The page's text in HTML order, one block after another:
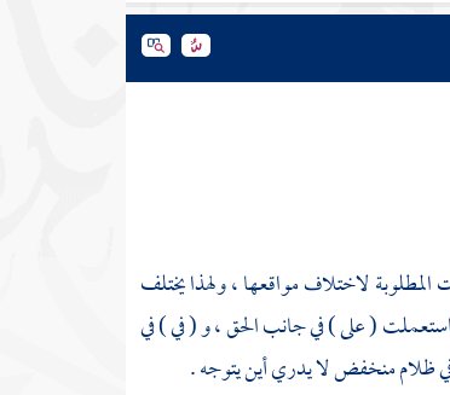
لاختلاف مواقعها ، ولهذا يختلف
: 24 ] فاستعملت ( على ) في جانب الحق ، و ( في ) في
منخفض لا يدري أين يتوجه .